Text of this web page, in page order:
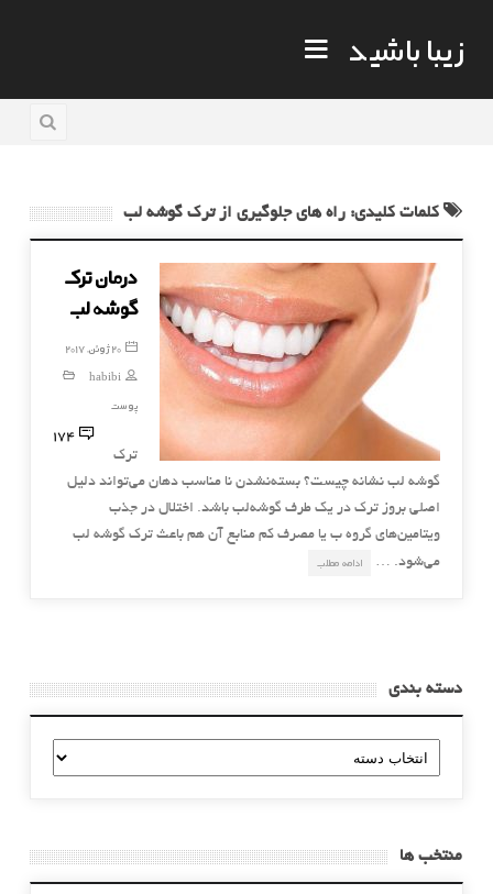
زیبا باشید
کلمات کلیدی: راه های جلوگیری از ترک گوشه لب
درمان ترک
گوشه لب
20 ژوئن, 2017
habibi
پوست
174
ترک
گوشه لب نشانه چیست؟ بسته‌نشدن نا مناسب دهان می‌تواند دلیل
اصلی بروز ترک در یک طرف گوشه‌لب باشد. اختلال در جذب
ویتامین‌های گروه ب یا مصرف کم منابع آن هم باعث ترک گوشه‌ لب
می‌شود. …
ادامه مطلب
دسته بندی
دسته
بندی
منتخب ها